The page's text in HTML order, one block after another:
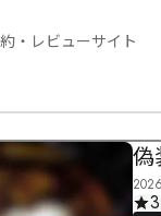
・レビューサイト
偽